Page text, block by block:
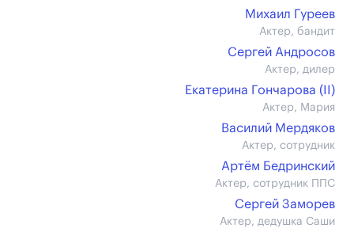
Михаил Гуреев
Актер, бандит
Сергей Андросов
Актер, дилер
Екатерина Гончарова (II)
Актер, Мария
Василий Мердяков
Актер, сотрудник
Артём Бедринский
Актер, сотрудник ППС
Сергей Заморев
Актер, дедушка Саши